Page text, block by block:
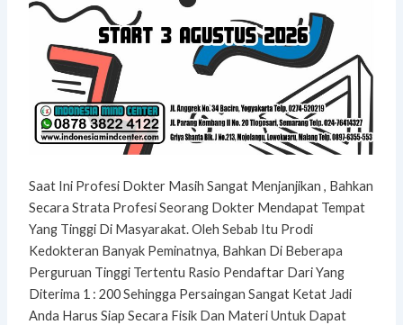
Saat Ini Profesi Dokter Masih Sangat Menjanjikan , Bahkan
Secara Strata Profesi Seorang Dokter Mendapat Tempat
Yang Tinggi Di Masyarakat. Oleh Sebab Itu Prodi
Kedokteran Banyak Peminatnya, Bahkan Di Beberapa
Perguruan Tinggi Tertentu Rasio Pendaftar Dari Yang
Diterima 1 : 200 Sehingga Persaingan Sangat Ketat Jadi
Anda Harus Siap Secara Fisik Dan Materi Untuk Dapat